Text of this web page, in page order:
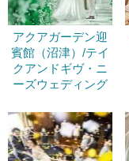
アクアガーデン迎
賓館（沼津）/テイ
クアンドギヴ・ニ
ーズウェディング